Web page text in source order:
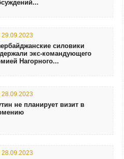
29.09.2023
силовики
экс-командующего
Нагорного...
28.09.2023
не планирует визит в
28.09.2023